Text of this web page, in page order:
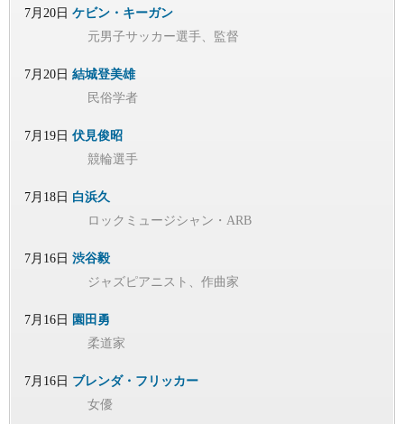
7月20日 ケビン・キーガン
元男子サッカー選手、監督
7月20日 結城登美雄
民俗学者
7月19日 伏見俊昭
競輪選手
7月18日 白浜久
ロックミュージシャン・ARB
7月16日 渋谷毅
ジャズピアニスト、作曲家
7月16日 園田勇
柔道家
7月16日 ブレンダ・フリッカー
女優